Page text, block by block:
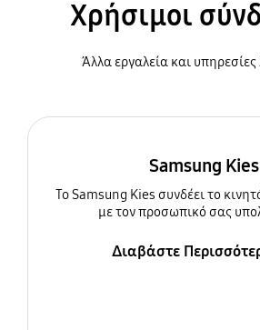
Χρήσιμοι
Άλλα εργαλεία και υπηρεσίες
Samsung Kies
To Samsung Kies συνδέει το
με τον προσωπικό σας
Διαβάστε